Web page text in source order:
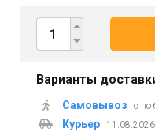
Варианты
Самовывоз с по
Курьер